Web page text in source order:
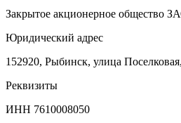
Закрытое акционерное общество
Юридический адрес
152920, Рыбинск, улица
Реквизиты
ИНН 7610008050